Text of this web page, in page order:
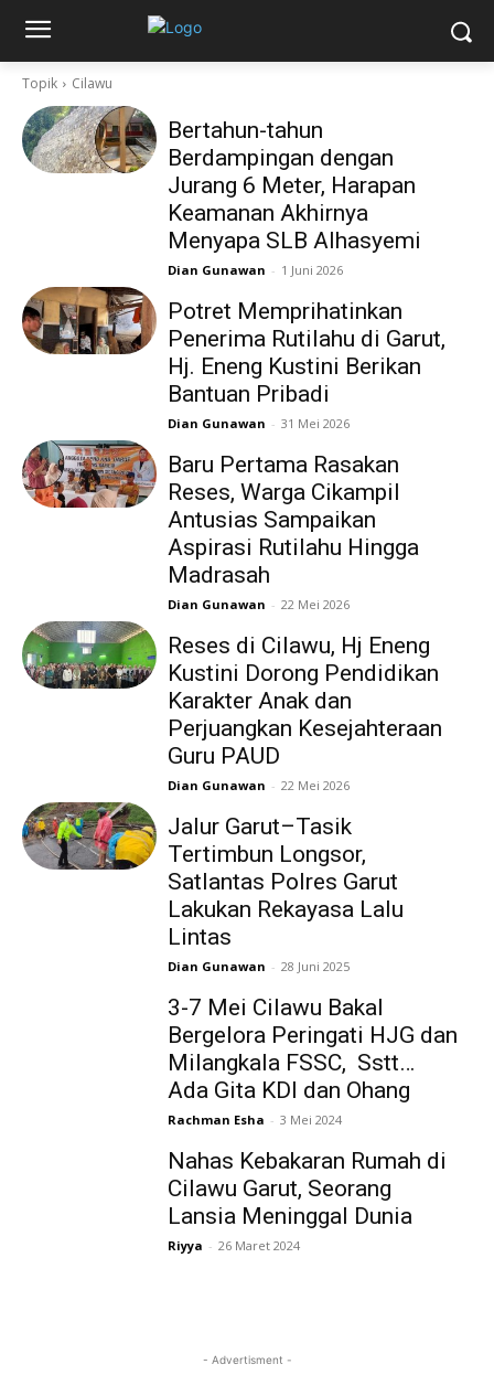
Topik Cilawu
Bertahun-tahun
Berdampingan dengan
Jurang 6 Meter, Harapan
Keamanan Akhirnya
Menyapa SLB Alhasyemi
Dian Gunawan - 1 Juni 2026
Potret Memprihatinkan
Penerima Rutilahu di Garut,
Hj. Eneng Kustini Berikan
Bantuan Pribadi
Dian Gunawan - 31 Mei 2026
Baru Pertama Rasakan
Reses, Warga Cikampil
Antusias Sampaikan
Aspirasi Rutilahu Hingga
Madrasah
Dian Gunawan - 22 Mei 2026
Reses di Cilawu, Hj Eneng
Kustini Dorong Pendidikan
Karakter Anak dan
Perjuangkan Kesejahteraan
Guru PAUD
Dian Gunawan - 22 Mei 2026
Jalur Garut–Tasik
Tertimbun Longsor,
Satlantas Polres Garut
Lakukan Rekayasa Lalu
Lintas
Dian Gunawan - 28 Juni 2025
3-7 Mei Cilawu Bakal
Bergelora Peringati HJG dan
Milangkala FSSC, Sstt…
Ada Gita KDI dan Ohang
Rachman Esha - 3 Mei 2024
Nahas Kebakaran Rumah di
Cilawu Garut, Seorang
Lansia Meninggal Dunia
Riyya - 26 Maret 2024
- Advertisment -